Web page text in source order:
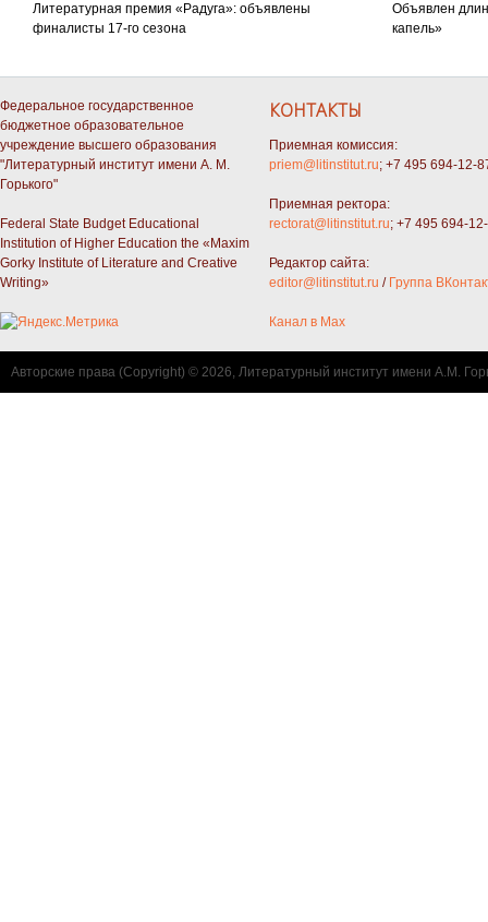
Литературная премия «Радуга»: объявлены
финалисты 17-го сезона
Объявлен
капель»
Федеральное государственное
бюджетное образовательное
учреждение высшего образования
"Литературный институт имени А. М.
Горького"
Federal State Budget Educational
Institution of Higher Education the «Maxim
Gorky Institute of Literature and Creative
Writing»
КОНТАКТЫ
Приемная комиссия:
priem@litinstitut.ru; +7 495 694-12-
Приемная ректора:
rectorat@litinstitut.ru; +7 495 694-
Редактор сайта:
editor@litinstitut.ru / Группа
Канал в Max
Авторские права (Copyright) © 2026, Литературный институт имени А.М.